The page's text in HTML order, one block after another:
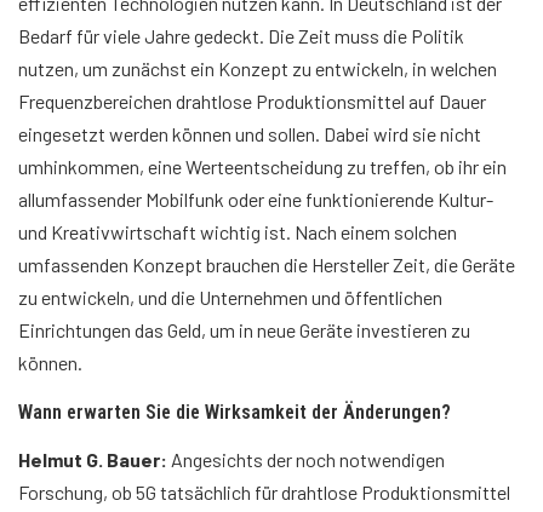
Bedarf für viele Jahre gedeckt. Die Zeit muss die Politik
nutzen, um zunächst ein Konzept zu entwickeln, in welchen
Frequenzbereichen drahtlose Produktionsmittel auf Dauer
eingesetzt werden können und sollen. Dabei wird sie nicht
umhinkommen, eine Werteentscheidung zu treffen, ob ihr ein
allumfassender Mobilfunk oder eine funktionierende Kultur-
und Kreativwirtschaft wichtig ist. Nach einem solchen
umfassenden Konzept brauchen die Hersteller Zeit, die Geräte
zu entwickeln, und die Unternehmen und öffentlichen
Einrichtungen das Geld, um in neue Geräte investieren zu
können.
Wann erwarten Sie die Wirksamkeit der Änderungen?
Helmut G. Bauer: Angesichts der noch notwendigen
Forschung, ob 5G tatsächlich für drahtlose Produktionsmittel